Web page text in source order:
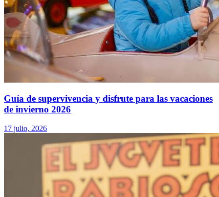
Guía de supervivencia y disfrute para las vacaciones
de invierno 2026
17 julio, 2026